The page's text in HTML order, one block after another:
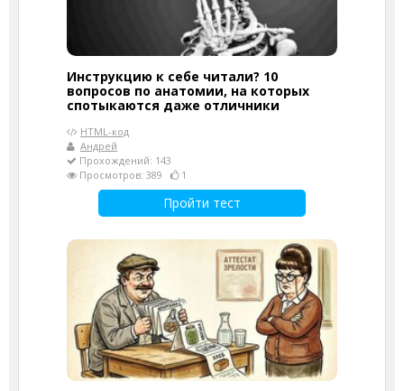
Инструкцию к себе читали? 10
вопросов по анатомии, на которых
спотыкаются даже отличники
HTML-код
Андрей
Прохождений: 143
Просмотров: 389
1
Пройти тест